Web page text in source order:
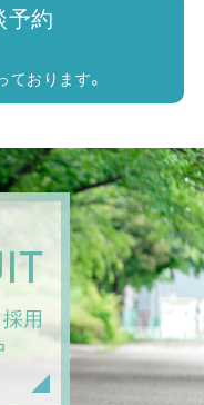
予約
ております。
用